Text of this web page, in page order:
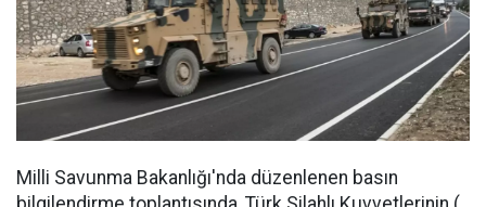
Milli Savunma Bakanlığı'nda düzenlenen basın